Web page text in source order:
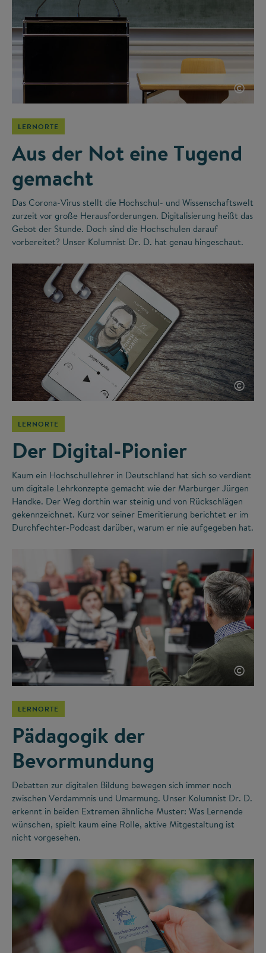
©
LERNORTE
Aus der Not eine Tugend
gemacht
Das Corona-Virus stellt die Hochschul- und Wissenschaftswelt
zurzeit vor große Herausforderungen. Digitalisierung heißt das
Gebot der Stunde. Doch sind die Hochschulen darauf
vorbereitet? Unser Kolumnist Dr. D. hat genau hingeschaut.
©
LERNORTE
Der Digital-Pionier
Kaum ein Hochschullehrer in Deutschland hat sich so verdient
um digitale Lehrkonzepte gemacht wie der Marburger Jürgen
Handke. Der Weg dorthin war steinig und von Rückschlägen
gekennzeichnet. Kurz vor seiner Emeritierung berichtet er im
Durchfechter-Podcast darüber, warum er nie aufgegeben hat.
©
LERNORTE
Pädagogik der
Bevormundung
Debatten zur digitalen Bildung bewegen sich immer noch
zwischen Verdammnis und Umarmung. Unser Kolumnist Dr. D.
erkennt in beiden Extremen ähnliche Muster: Was Lernende
wünschen, spielt kaum eine Rolle, aktive Mitgestaltung ist
nicht vorgesehen.